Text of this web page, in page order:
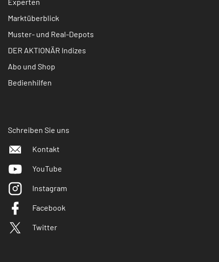
Experten
Marktüberblick
Muster- und Real-Depots
DER AKTIONÄR Indizes
Abo und Shop
Bedienhilfen
Schreiben Sie uns
Kontakt
YouTube
Instagram
Facebook
Twitter